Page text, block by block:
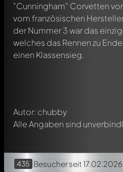
"Cunningham" Corvetten
vom französischen
der Nummer 3 war das
welches das Rennen zu
einen Klassensieg.
Autor: chubby
Alle Angaben sind
435 Besucherseit 17.02.2026
Schreibe jetzt einen ersten
Jeder Kommentar kann von
werden. Es ist wie ein Chat.
Erwähne andere Modelly-